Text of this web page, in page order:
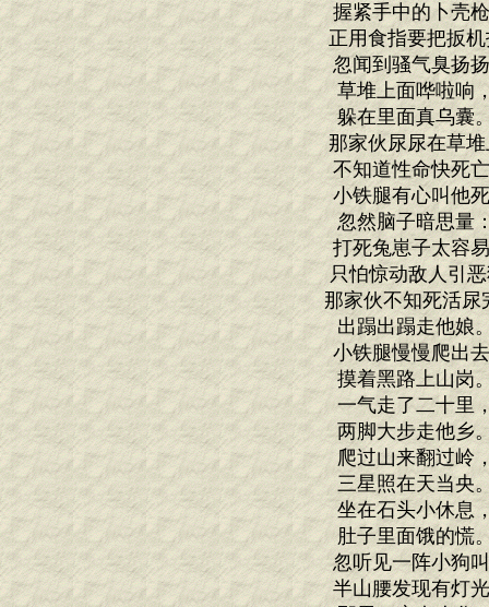
握紧手中的卜壳
正用食指要把扳机
忽闻到骚气臭扬
草堆上面哗啦响
躲在里面真乌囊
那家伙尿尿在草堆
不知道性命快死
小铁腿有心叫他
忽然脑子暗思量
打死兔崽子太容
只怕惊动敌人引恶
那家伙不知死活尿
出蹋出蹋走他娘
小铁腿慢慢爬出
摸着黑路上山岗
一气走了二十里
两脚大步走他乡
爬过山来翻过岭
三星照在天当央
坐在石头小休息
肚子里面饿的慌
忽听见一阵小狗
半山腰发现有灯